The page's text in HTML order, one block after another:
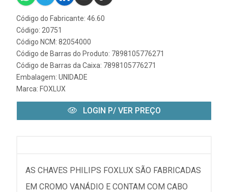
Código do Fabricante: 46.60
Código: 20751
Código NCM: 82054000
Código de Barras do Produto: 7898105776271
Código de Barras da Caixa: 7898105776271
Embalagem: UNIDADE
Marca: FOXLUX
LOGIN P/ VER PREÇO
AS CHAVES PHILIPS FOXLUX SÃO FABRICADAS
EM CROMO VANÁDIO E CONTAM COM CABO